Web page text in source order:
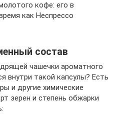
кофе: его в
как Неспрессо
состав
чашечки ароматного
внутри такой капсулы? Есть
и другие химические
зерен и степень обжарки